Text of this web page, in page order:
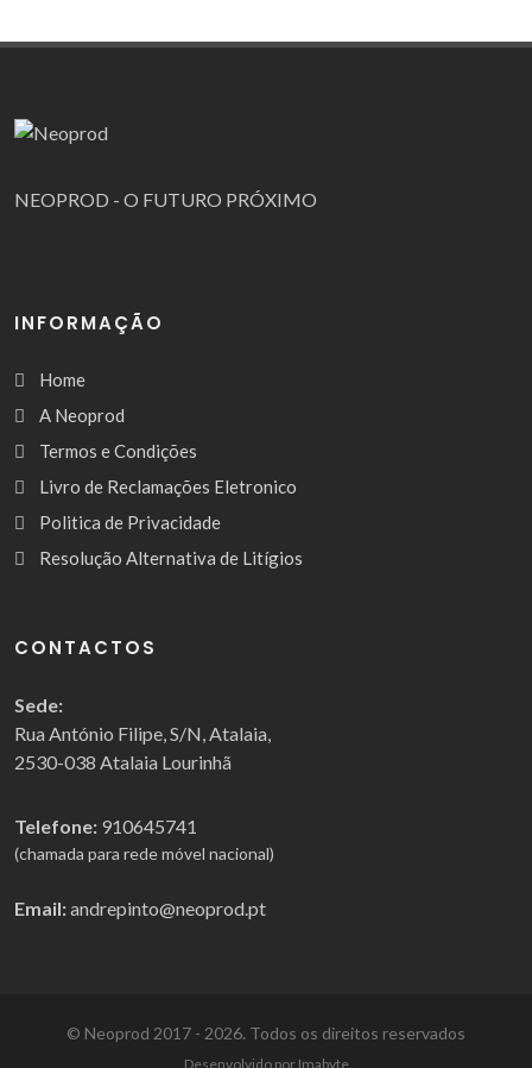
NEOPROD - O FUTURO PRÓXIMO
INFORMAÇÃO
Home
A Neoprod
Termos e Condições
Livro de Reclamações Eletronico
Politica de Privacidade
Resolução Alternativa de Litígios
CONTACTOS
Sede:
Rua António Filipe, S/N, Atalaia,
2530-038 Atalaia Lourinhã
Telefone: 910645741
(chamada para rede móvel nacional)
Email:andrepinto@neoprod.pt
© Neoprod 2017 - 2026. Todos os direitos reservados
Desenvolvido por Imabyte